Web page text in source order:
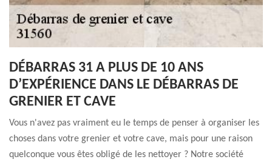
DÉBARRAS 31 A PLUS DE 10 ANS
D’EXPÉRIENCE DANS LE DÉBARRAS DE
GRENIER ET CAVE
Vous n'avez pas vraiment eu le temps de penser à organiser les
choses dans votre grenier et votre cave, mais pour une raison
quelconque vous êtes obligé de les nettoyer ? Notre société